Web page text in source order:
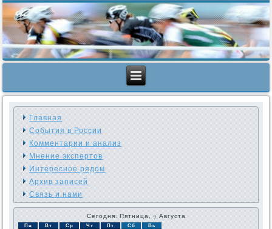
Главная
События в России
Комментарии и анализ
Мнение экспертов
Интересное рядом
Архив записей
Связь и нами
Сегодня: Пятница, 7 Августа
Пн Вт Ср Чт Пт Сб Вс